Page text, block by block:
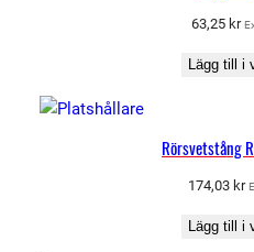
63,25 kr
Lägg till i
Rörsvetstång
174,03 kr
Lägg till i